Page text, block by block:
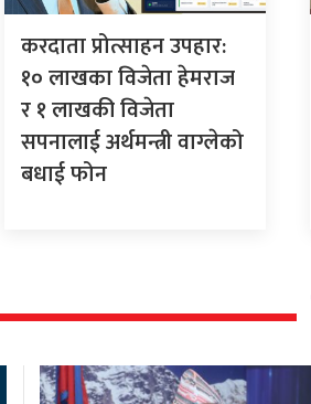
करदाता प्रोत्साहन उपहार:
१० लाखका विजेता हेमराज
र १ लाखकी विजेता
सपनालाई अर्थमन्त्री वाग्लेको
बधाई फोन